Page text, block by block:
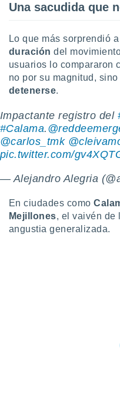
similares
como
este sitio
IP
de
posible
traten tus
en
interés
a lo que
Para
u
datos
momento
Una sacudida que
Lo que más sorprendió
duracióndel
usuarios lo compararon
no por su magnitud, sino
detenerse.
Impactante registro del
#Calama.
@carlos_tmk
pic.twitter.com/
— Alejandro Alegria
En ciudades como
Mejillones, el vaivén de
angustia generalizada.